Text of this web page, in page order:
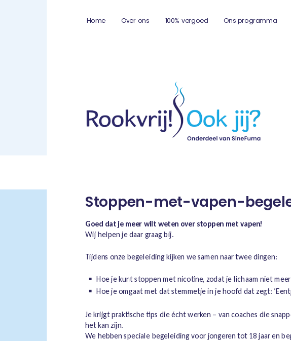
Home Over ons 100% vergoed Ons programma
Stoppen-met-vapen-
Goed dat je meer wilt weten over stoppen met vapen!
Wij helpen je daar graag bij.
Tijdens onze begeleiding kijken we samen naar twee dingen:
Hoe je kunt stoppen met nicotine, zodat je lichaam niet
Hoe je omgaat met dat stemmetje in je hoofd dat zegt:
Je krijgt praktische tips die écht werken – van coaches die
het kan zijn.
We hebben speciale begeleiding voor jongeren tot 18 jaar en